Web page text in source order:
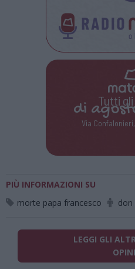
Tutti
di
Via
PIÙ INFORMAZIONI SU
morte papa francesco
don
LEGGI GLI